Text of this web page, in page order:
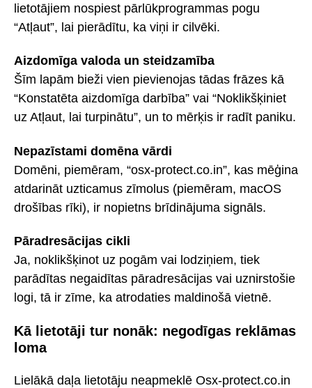
lietotājiem nospiest pārlūkprogrammas pogu
“Atļaut”, lai pierādītu, ka viņi ir cilvēki.
Aizdomīga valoda un steidzamība
Šīm lapām bieži vien pievienojas tādas frāzes kā
“Konstatēta aizdomīga darbība” vai “Noklikšķiniet
uz Atļaut, lai turpinātu”, un to mērķis ir radīt paniku.
Nepazīstami domēna vārdi
Domēni, piemēram, “osx-protect.co.in”, kas mēģina
atdarināt uzticamus zīmolus (piemēram, macOS
drošības rīki), ir nopietns brīdinājuma signāls.
Pāradresācijas cikli
Ja, noklikšķinot uz pogām vai lodziņiem, tiek
parādītas negaidītas pāradresācijas vai uznirstošie
logi, tā ir zīme, ka atrodaties maldinošā vietnē.
Kā lietotāji tur nonāk: negodīgas reklāmas
loma
Lielākā daļa lietotāju neapmeklē Osx-protect.co.in